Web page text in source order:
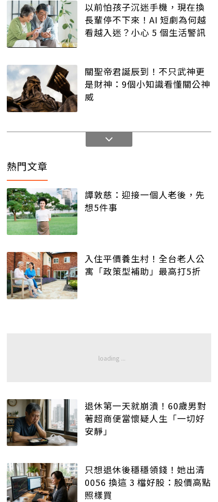
以前怕孩子沉迷手機，現在換
長輩停不下來！AI 短劇為何越
看越入迷？小心 5 個生活警訊
關聖帝君誕辰到！不只武神更
是財神：9個小知識看懂關公神
威
熱門文章
譚敦慈：迎接一個人老後，先
想5件事
入住平價養生村！全台老人公
寓「政策型補助」最高打5折
退休第一天就崩潰！60歲男對
著超商便當懷疑人生「一切好
安靜」
只想退休後穩穩領錢！她出清
0056 換這 3 檔好股：股價高點
照樣買